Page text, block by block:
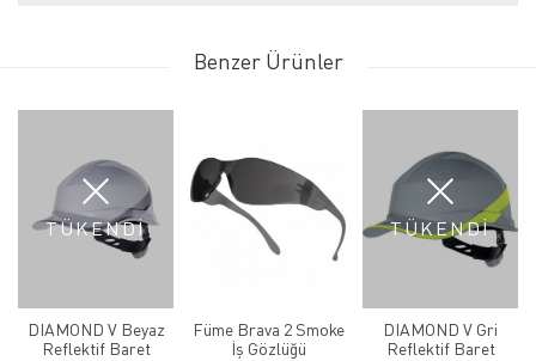
Benzer Ürünler
TÜKENDİ
DIAMOND V Beyaz
Reflektif Baret
Füme Brava 2 Smoke
İş Gözlüğü
TÜKENDİ
DIAMOND V Gri
Reflektif Baret